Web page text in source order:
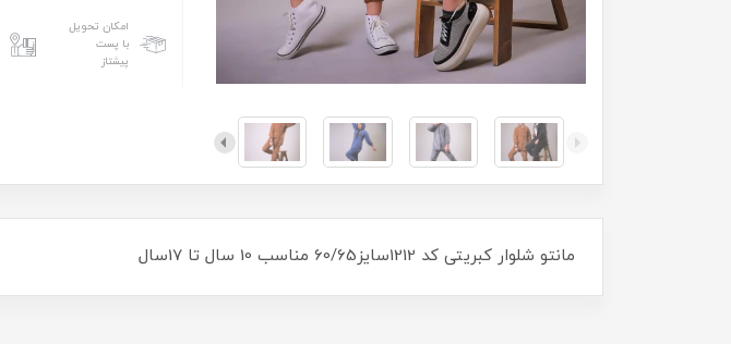
امکان تحویل
با پست
پیشتاز
مانتو شلوار کبریتی کد 1212سایز60/65 مناسب 10 سال تا 17سال